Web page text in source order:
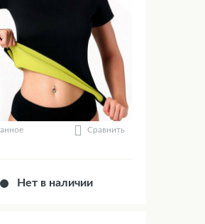
Сравнить
Нет в наличии